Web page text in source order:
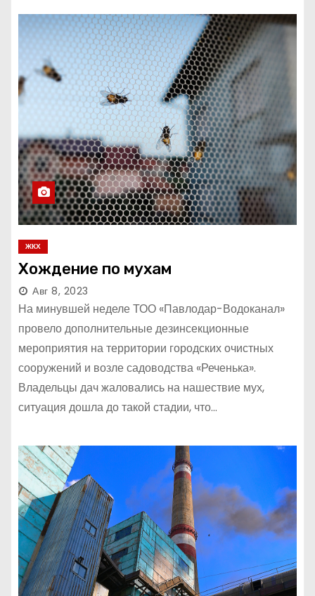
ЖКХ
Хождение по мухам
Авг 8, 2023
На минувшей неделе ТОО «Павлодар-Водоканал»
провело дополнительные дезинсекционные
мероприятия на территории городских очистных
сооружений и возле садоводства «Реченька».
Владельцы дач жаловались на нашествие мух,
ситуация дошла до такой стадии, что…